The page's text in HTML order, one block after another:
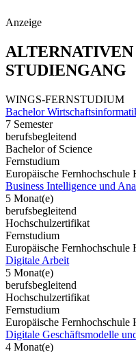
Anzeige
STUDIENGANG
WINGS-FERNSTUDIUM
Bachelor
7 Semester
berufsbegleitend
Bachelor of Science
Fernstudium
Europäische Fernhochschule
Business Intelligence und
5 Monat(e)
berufsbegleitend
Hochschulzertifikat
Fernstudium
Europäische Fernhochschule
Digitale Arbeit
5 Monat(e)
berufsbegleitend
Hochschulzertifikat
Fernstudium
Europäische Fernhochschule
Digitale Geschäftsmodelle
4 Monat(e)